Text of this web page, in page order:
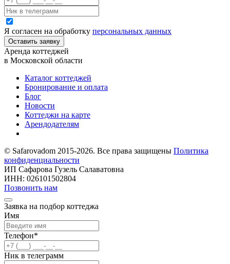
Я согласен на обработку персональных данных
Оставить заявку
Аренда коттеджей
в Московской области
Каталог коттеджей
Бронирование и оплата
Блог
Новости
Коттеджи на карте
Арендодателям
© Safarovadom 2015-2026. Все права защищены Политика
конфиденциальности
ИП Сафарова Гузель Салаватовна
ИНН: 026101502804
Позвонить нам
Заявка на подбор коттеджа
Имя
Телефон*
Ник в телеграмм